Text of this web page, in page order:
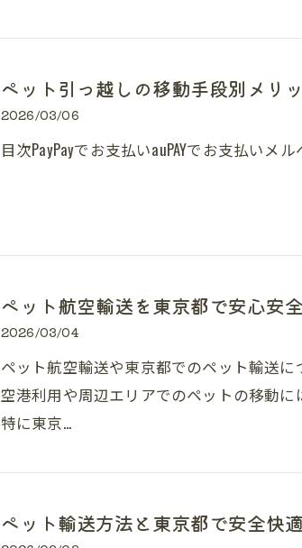
ペット引っ越しの移動手段別メリ
2026/03/06
目次PayPayでお支払いauPAYでお支払いメ
ペット航空輸送を東京都で安心安
2026/03/04
ペット航空輸送や東京都でのペット輸送
空港利用や周辺エリアでのペットの移動に
特に東京…
ペット輸送方法と東京都で安全快